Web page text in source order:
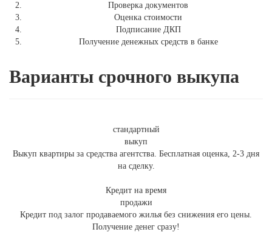
Проверка документов
Оценка стоимости
Подписание ДКП
Получение денежных средств в банке
Варианты срочного выкупа
стандартный
выкуп
Выкуп квартиры за средства агентства. Бесплатная оценка, 2-3 дня
на сделку.
Кредит на время
продажи
Кредит под залог продаваемого жилья без снижения его цены.
Получение денег сразу!